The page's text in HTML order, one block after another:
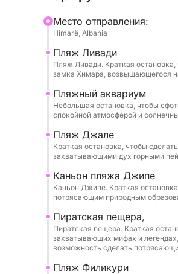
запоминающимися
пещере и на пляже Алевра.
предоставляются, так что
Святого Теодора и
природные залы, чтобы
незабываемое.
Возьмите с собой
Ривьера. Это короткий
чистого летнего
Mесто отправления:
Himarë, Albania
Пляж Ливади
Пляж Ливади. Краткая
замка Химара, возвышающегося
Пляжный аквариум
Небольшая остановка, чтобы
спокойной атмосферой и
Пляж Джале
Краткая остановка, чтобы
захватывающими дух горными
Каньон пляжа Джипе
Каньон Джипе. Краткая
потрясающим природным
Пиратская пещера,
Пиратская пещера. Краткая
захватывающих мифах и
возможность сделать
Пляж Филикури